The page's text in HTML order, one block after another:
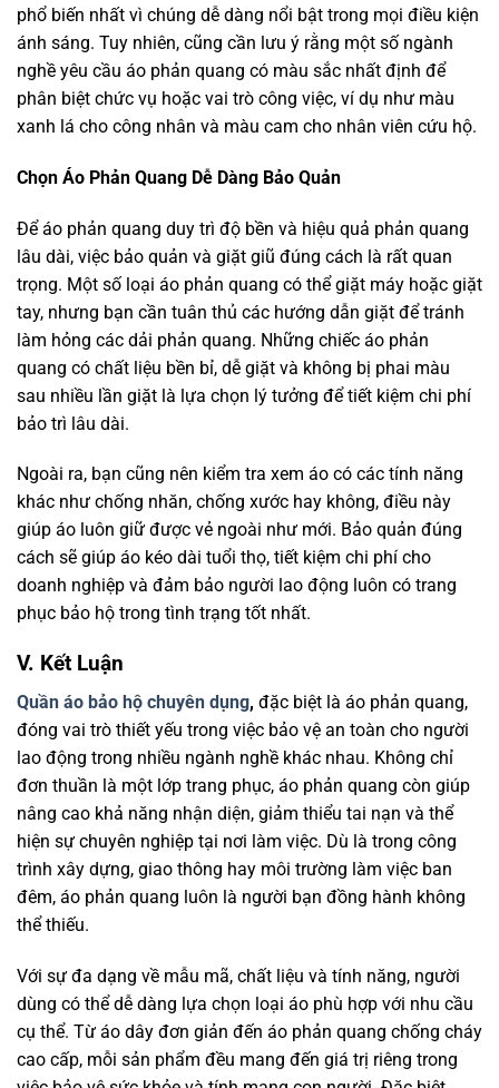
phổ biến nhất vì chúng dễ dàng nổi bật trong mọi điều kiện
ánh sáng. Tuy nhiên, cũng cần lưu ý rằng một số ngành
nghề yêu cầu áo phản quang có màu sắc nhất định để
phân biệt chức vụ hoặc vai trò công việc, ví dụ như màu
xanh lá cho công nhân và màu cam cho nhân viên cứu hộ.
Chọn Áo Phản Quang Dễ Dàng Bảo Quản
Để áo phản quang duy trì độ bền và hiệu quả phản quang
lâu dài, việc bảo quản và giặt giũ đúng cách là rất quan
trọng. Một số loại áo phản quang có thể giặt máy hoặc giặt
tay, nhưng bạn cần tuân thủ các hướng dẫn giặt để tránh
làm hỏng các dải phản quang. Những chiếc áo phản
quang có chất liệu bền bỉ, dễ giặt và không bị phai màu
sau nhiều lần giặt là lựa chọn lý tưởng để tiết kiệm chi phí
bảo trì lâu dài.
Ngoài ra, bạn cũng nên kiểm tra xem áo có các tính năng
khác như chống nhăn, chống xước hay không, điều này
giúp áo luôn giữ được vẻ ngoài như mới. Bảo quản đúng
cách sẽ giúp áo kéo dài tuổi thọ, tiết kiệm chi phí cho
doanh nghiệp và đảm bảo người lao động luôn có trang
phục bảo hộ trong tình trạng tốt nhất.
V. Kết Luận
Quần áo bảo hộ chuyên dụng, đặc biệt là áo phản quang,
đóng vai trò thiết yếu trong việc bảo vệ an toàn cho người
lao động trong nhiều ngành nghề khác nhau. Không chỉ
đơn thuần là một lớp trang phục, áo phản quang còn giúp
nâng cao khả năng nhận diện, giảm thiểu tai nạn và thể
hiện sự chuyên nghiệp tại nơi làm việc. Dù là trong công
trình xây dựng, giao thông hay môi trường làm việc ban
đêm, áo phản quang luôn là người bạn đồng hành không
thể thiếu.
Với sự đa dạng về mẫu mã, chất liệu và tính năng, người
dùng có thể dễ dàng lựa chọn loại áo phù hợp với nhu cầu
cụ thể. Từ áo dây đơn giản đến áo phản quang chống cháy
cao cấp, mỗi sản phẩm đều mang đến giá trị riêng trong